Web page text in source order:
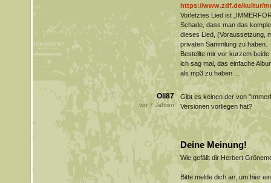
https://www.zdf.de/kultur/
Vorletztes Lied ist
Schade, dass man das
dieses Lied, (Voraussetzung,
privaten Sammlung zu haben.
Bestellte mir vor kurzem
ich sag mal, das einfache
als mp3 zu haben ...
Oli87
vor7Jahren
Gibt es keinen der von
Versionen vorliegen hat?
Deine Meinung!
Wie gefällt dir Herbert
Bitte melde dich an, um hier